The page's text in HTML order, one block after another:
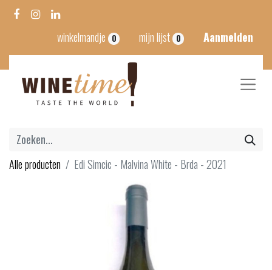
winkelmandje 0 mijn lijst 0 Aanmelden
Alle producten Edi Simcic - Malvina White - Brda - 2021